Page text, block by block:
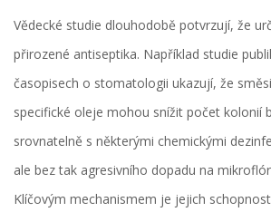
Vědecké studie dlouhodobě potvrzují, že
přirozené antiseptika. Například studie
časopisech o stomatologii ukazují, že
specifické oleje mohou snížit počet kolonií
srovnatelně s některými chemickými
ale bez tak agresivního dopadu na
Klíčovým mechanismem je jejich